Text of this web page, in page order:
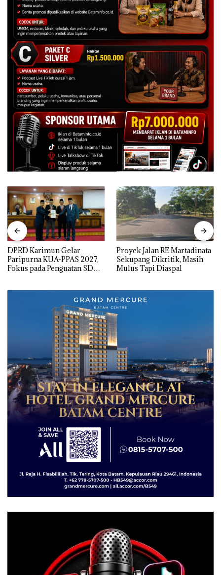
DPRD Karimun Gelar
Paripurna KUA-PPAS 2027,
Fokus pada Penguatan SDM,
Proyek Jalan RE Martadinata
Sekupang Dikritik, Masih
Mulus Tapi Diaspal